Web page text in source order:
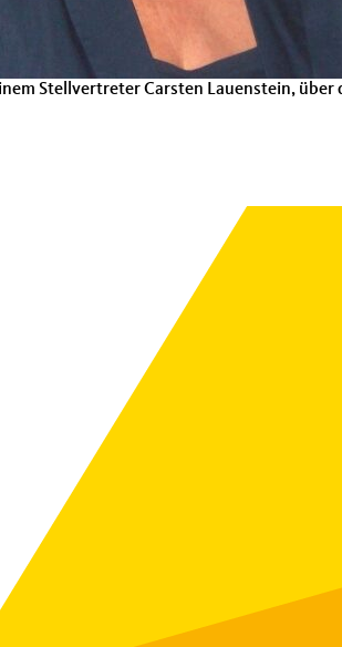
Stellvertreter Carsten Lauenstein,